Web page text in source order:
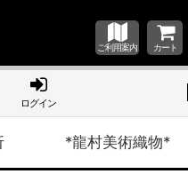
ご利用案内 カート
ログイン
ッ折 *龍村美術織物*